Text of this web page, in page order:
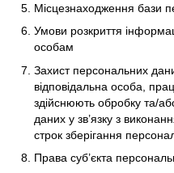
Місцезнаходження бази
Умови розкриття
особам
Захист персональних
відповідальна особа,
здійснюють обробку та/
даних у зв’язку з
строк зберігання
Права суб’єкта